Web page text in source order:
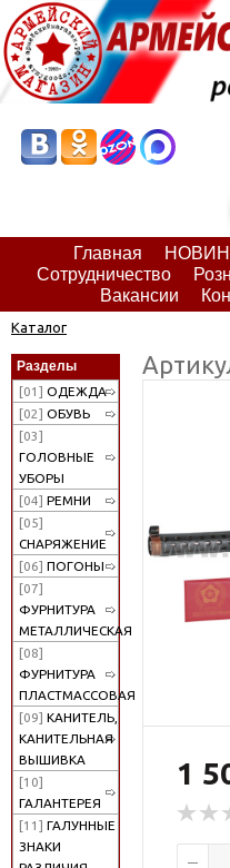
Главная
Сотрудничество
Вакансии
Каталог
Разделы
[01] ОДЕЖДА
[02] ОБУВЬ
[03]
ГОЛОВНЫЕ
УБОРЫ
[04] РЕМНИ
[05]
СНАРЯЖЕНИЕ
[06] ПОГОНЫ
[07]
ФУРНИТУРА
МЕТАЛЛИЧЕСКАЯ
[08]
ФУРНИТУРА
ПЛАСТМАССОВАЯ
[09] КАНИТЕЛЬ,
КАНИТЕЛЬНАЯ
ВЫШИВКА
[10]
ГАЛАНТЕРЕЯ
[11] ГАЛУННЫЕ
ЗНАКИ
1